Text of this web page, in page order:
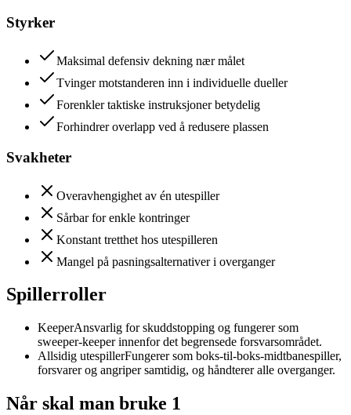
Styrker
Maksimal defensiv dekning nær målet
Tvinger motstanderen inn i individuelle dueller
Forenkler taktiske instruksjoner betydelig
Forhindrer overlapp ved å redusere plassen
Svakheter
Overavhengighet av én utespiller
Sårbar for enkle kontringer
Konstant tretthet hos utespilleren
Mangel på pasningsalternativer i overganger
Spillerroller
KeeperAnsvarlig for skuddstopping og fungerer som
sweeper-keeper innenfor det begrensede forsvarsområdet.
Allsidig utespillerFungerer som boks-til-boks-midtbanespiller,
forsvarer og angriper samtidig, og håndterer alle overganger.
Når skal man bruke 1